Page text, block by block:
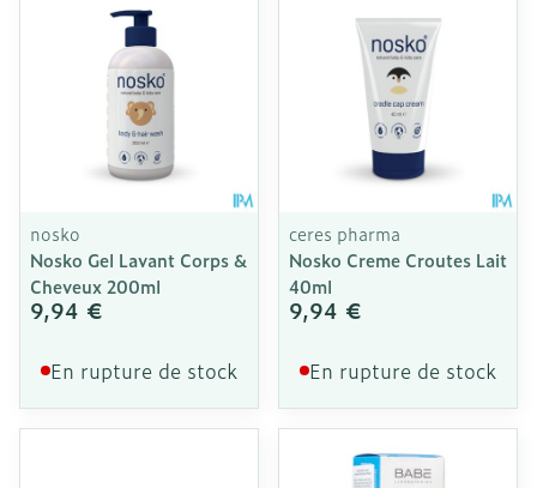
nosko
Nosko Gel Lavant Corps &
Cheveux 200ml
9,94 €
En rupture de stock
ceres pharma
Nosko Creme Croutes Lait
40ml
9,94 €
En rupture de stock